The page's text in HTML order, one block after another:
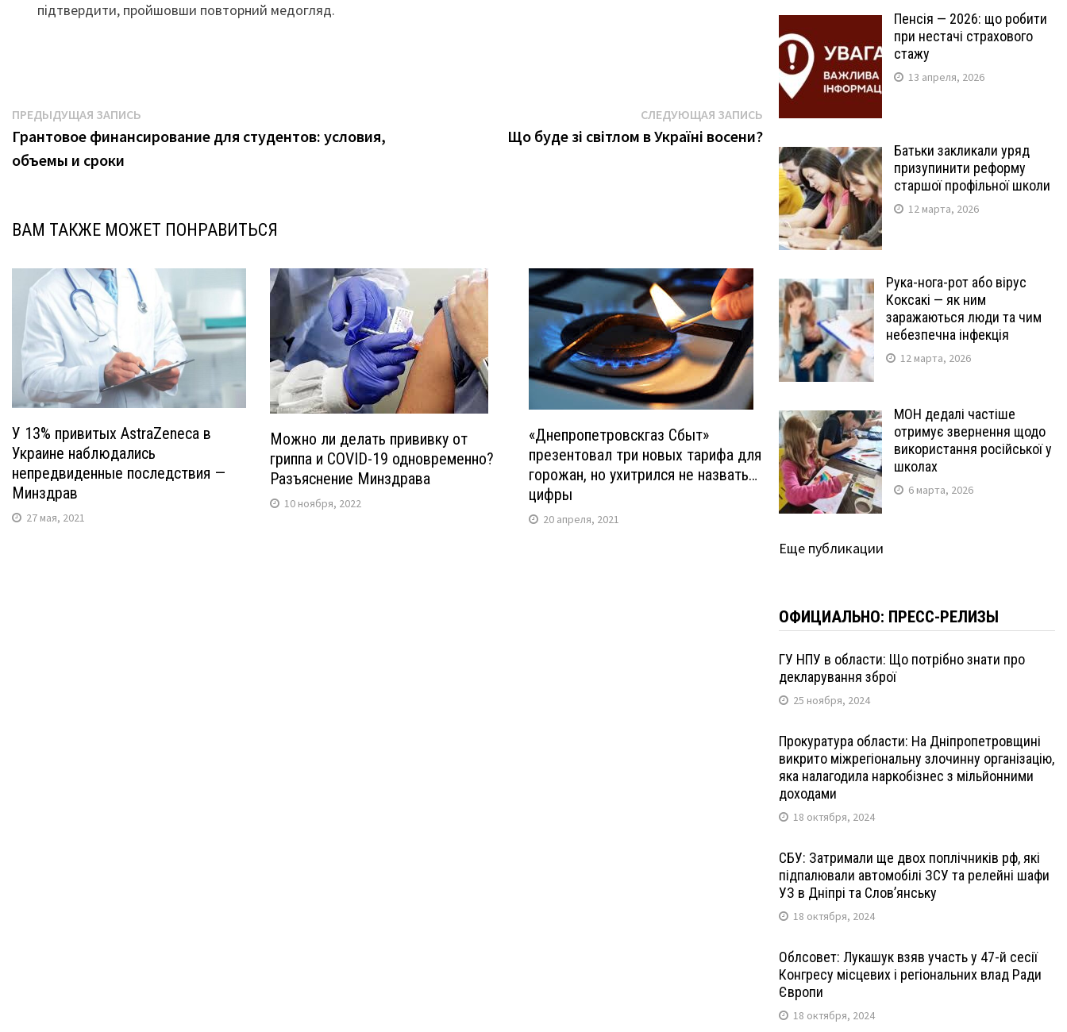
підтвердити, пройшовши повторний медогляд.
Навигация
по
записям
ПРЕДЫДУЩАЯ ЗАПИСЬ
запись:
Грантовое финансирование для студентов: условия,
объемы и сроки
СЛЕДУЮЩАЯ ЗАПИСЬ
запись:
Що буде зі світлом в Україні восени?
ВАМ ТАКЖЕ МОЖЕТ ПОНРАВИТЬСЯ
У 13% привитых AstraZeneca в
Украине наблюдались
непредвиденные последствия —
Минздрав
27 мая, 2021
Можно ли делать прививку от
гриппа и COVID-19 одновременно?
Разъяснение Минздрава
10 ноября, 2022
«Днепропетровскгаз Сбыт»
презентовал три новых тарифа для
горожан, но ухитрился не назвать…
цифры
20 апреля, 2021
Пенсія — 2026: що робити
при нестачі страхового
стажу
13 апреля, 2026
Батьки закликали уряд
призупинити реформу
старшої профільної школи
12 марта, 2026
Рука-нога-рот або вірус
Коксакі — як ним
заражаються люди та чим
небезпечна інфекція
12 марта, 2026
МОН дедалі частіше
отримує звернення щодо
використання російської у
школах
6 марта, 2026
Еще публикации
ОФИЦИАЛЬНО: ПРЕСС-РЕЛИЗЫ
ГУ НПУ в области: Що потрібно знати про
декларування зброї
25 ноября, 2024
Прокуратура области: На Дніпропетровщині
викрито міжрегіональну злочинну організацію,
яка налагодила наркобізнес з мільйонними
доходами
18 октября, 2024
СБУ: Затримали ще двох поплічників рф, які
підпалювали автомобілі ЗСУ та релейні шафи
УЗ в Дніпрі та Слов’янську
18 октября, 2024
Облсовет: Лукашук взяв участь у 47-й сесії
Конгресу місцевих і регіональних влад Ради
Європи
18 октября, 2024